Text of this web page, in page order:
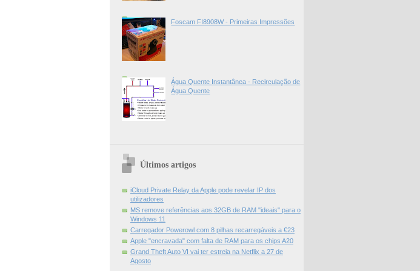
Foscam FI8908W - Primeiras Impressões
Água Quente Instantânea - Recirculação de
Água Quente
Últimos artigos
iCloud Private Relay da Apple pode revelar IP dos
utilizadores
MS remove referências aos 32GB de RAM "ideais" para o
Windows 11
Carregador Powerowl com 8 pilhas recarregáveis a €23
Apple "encravada" com falta de RAM para os chips A20
Grand Theft Auto VI vai ter estreia na Netflix a 27 de
Agosto